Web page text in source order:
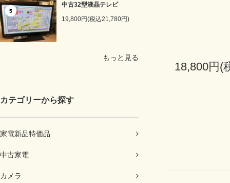
5
中古32型液晶テレビ
19,800円(税込21,780円)
もっと見る
カテゴリーから探す
家電新品特価品
中古家電
カメラ
18,800円(